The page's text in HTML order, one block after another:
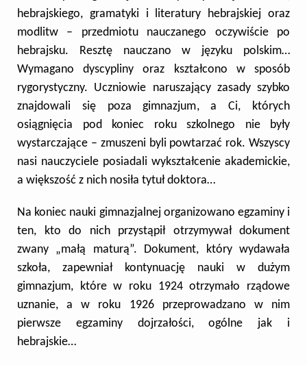
hebrajskiego, gramatyki i literatury hebrajskiej oraz
modlitw – przedmiotu nauczanego oczywiście po
hebrajsku. Resztę nauczano w języku polskim…
Wymagano dyscypliny oraz kształcono w sposób
rygorystyczny. Uczniowie naruszający zasady szybko
znajdowali się poza gimnazjum, a Ci, których
osiągnięcia pod koniec roku szkolnego nie były
wystarczające – zmuszeni byli powtarzać rok. Wszyscy
nasi nauczyciele posiadali wykształcenie akademickie,
a większość z nich nosiła tytuł doktora…
Na koniec nauki gimnazjalnej organizowano egzaminy i
ten, kto do nich przystąpił otrzymywał dokument
zwany „małą maturą”. Dokument, który wydawała
szkoła, zapewniał kontynuację nauki w dużym
gimnazjum, które w roku 1924 otrzymało rządowe
uznanie, a w roku 1926 przeprowadzano w nim
pierwsze egzaminy dojrzałości, ogólne jak i
hebrajskie…